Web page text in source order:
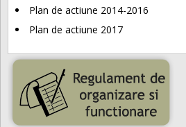
Plan de actiune 2014-2016
Plan de actiune 2017